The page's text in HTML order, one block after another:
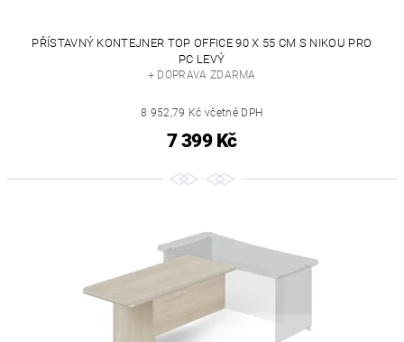
PŘÍSTAVNÝ KONTEJNER TOP OFFICE 90 X 55 CM S NIKOU PRO
PC LEVÝ
+ DOPRAVA ZDARMA
8 952,79 Kč včetně DPH
7 399 Kč